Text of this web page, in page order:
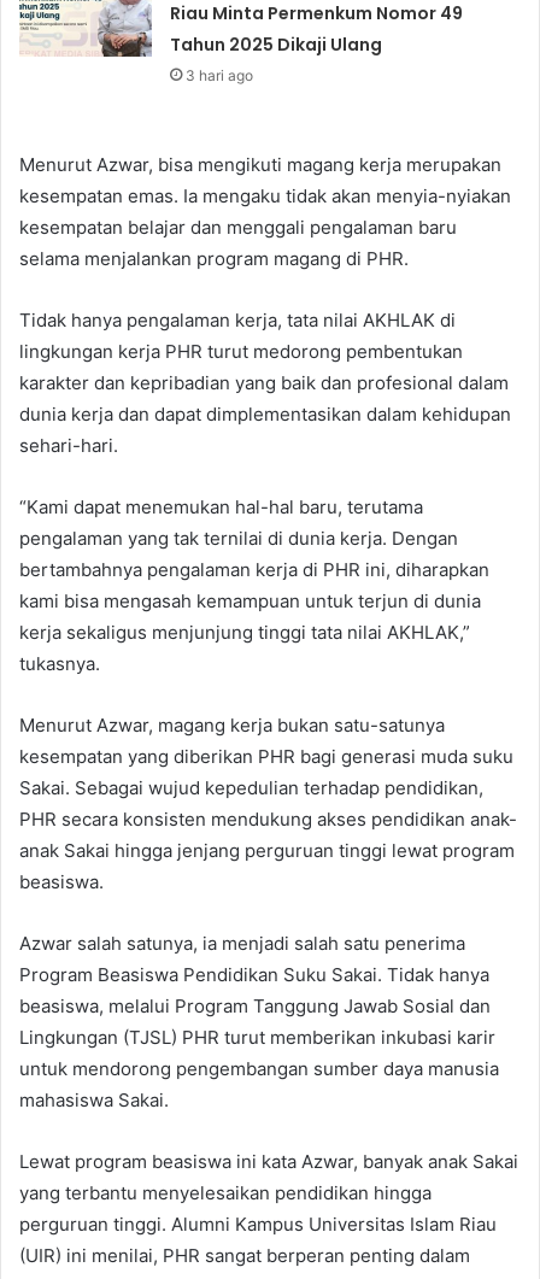
Riau Minta Permenkum Nomor 49
Tahun 2025 Dikaji Ulang
3 hari ago
Menurut Azwar, bisa mengikuti magang kerja merupakan
kesempatan emas. Ia mengaku tidak akan menyia-nyiakan
kesempatan belajar dan menggali pengalaman baru
selama menjalankan program magang di PHR.
Tidak hanya pengalaman kerja, tata nilai AKHLAK di
lingkungan kerja PHR turut medorong pembentukan
karakter dan kepribadian yang baik dan profesional dalam
dunia kerja dan dapat dimplementasikan dalam kehidupan
sehari-hari.
“Kami dapat menemukan hal-hal baru, terutama
pengalaman yang tak ternilai di dunia kerja. Dengan
bertambahnya pengalaman kerja di PHR ini, diharapkan
kami bisa mengasah kemampuan untuk terjun di dunia
kerja sekaligus menjunjung tinggi tata nilai AKHLAK,”
tukasnya.
Menurut Azwar, magang kerja bukan satu-satunya
kesempatan yang diberikan PHR bagi generasi muda suku
Sakai. Sebagai wujud kepedulian terhadap pendidikan,
PHR secara konsisten mendukung akses pendidikan anak-
anak Sakai hingga jenjang perguruan tinggi lewat program
beasiswa.
Azwar salah satunya, ia menjadi salah satu penerima
Program Beasiswa Pendidikan Suku Sakai. Tidak hanya
beasiswa, melalui Program Tanggung Jawab Sosial dan
Lingkungan (TJSL) PHR turut memberikan inkubasi karir
untuk mendorong pengembangan sumber daya manusia
mahasiswa Sakai.
Lewat program beasiswa ini kata Azwar, banyak anak Sakai
yang terbantu menyelesaikan pendidikan hingga
perguruan tinggi. Alumni Kampus Universitas Islam Riau
(UIR) ini menilai, PHR sangat berperan penting dalam